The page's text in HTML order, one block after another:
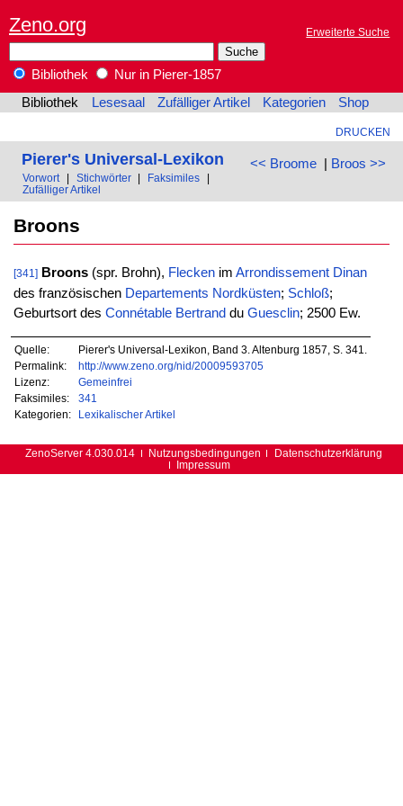
Zeno.org Erweiterte Suche
Bibliothek
Nur in Pierer-1857
Bibliothek
Lesesaal Zufälliger Artikel Kategorien Shop
DRUCKEN
<< Broome| Broos >>
Pierer's Universal-Lexikon
Vorwort Stichwörter Faksimiles
Zufälliger Artikel
Broons
[341] Broons(spr. Brohn), Fleckenim Arrondissement Dinan
des französischen Departements Nordküsten; Schloß;
Geburtsort des Connétable Bertrand du Guesclin; 2500 Ew.
Quelle:
Pierer's Universal-Lexikon, Band 3. Altenburg 1857, S. 341.
Permalink:
http://www.zeno.org/nid/20009593705
Lizenz:
Gemeinfrei
Faksimiles:
341
Kategorien:
Lexikalischer Artikel
ZenoServer 4.030.014 Nutzungsbedingungen
Datenschutzerklärung
Impressum